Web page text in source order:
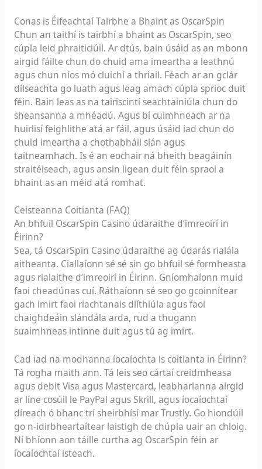
Conas is Éifeachtaí Tairbhe a Bhaint as OscarSpin
Chun an taithí is tairbhí a bhaint as OscarSpin, seo
cúpla leid phraiticiúil. Ar dtús, bain úsáid as an mbonn
airgid fáilte chun do chuid ama imeartha a leathnú
agus chun níos mó cluichí a thriail. Féach ar an gclár
dílseachta go luath agus leag amach cúpla sprioc duit
féin. Bain leas as na tairiscintí seachtainiúla chun do
sheansanna a mhéadú. Agus bí cuimhneach ar na
huirlisí feighlithe atá ar fáil, agus úsáid iad chun do
chuid imeartha a chothabháil slán agus
taitneamhach. Is é an eochair ná bheith beagáinín
straitéiseach, agus ansin ligean duit féin spraoi a
bhaint as an méid atá romhat.
Ceisteanna Coitianta (FAQ)
An bhfuil OscarSpin Casino údaraithe d’imreoirí in
Éirinn?
Sea, tá OscarSpin Casino údaraithe ag údarás rialála
aitheanta. Ciallaíonn sé sé sin go bhfuil sé formheasta
agus rialaithe d’imreoirí in Éirinn. Gníomhaíonn muid
faoi cheadúnas cuí. Ráthaíonn sé seo go gcoinnítear
gach imirt faoi riachtanais dlíthiúla agus faoi
chaighdeáin slándála arda, rud a thugann
suaimhneas intinne duit agus tú ag imirt.
Cad iad na modhanna íocaíochta is coitianta in Éirinn?
Tá rogha maith ann. Tá leis seo cártaí creidmheasa
agus debit Visa agus Mastercard, leabharlanna airgid
ar líne cosúil le PayPal agus Skrill, agus íocaíochtaí
díreach ó bhanc trí sheirbhísí mar Trustly. Go hiondúil
go n-idirbheartaítear laistigh de chúpla uair an chloig.
Ní bhíonn aon táille curtha ag OscarSpin féin ar
íocaíochtaí isteach.